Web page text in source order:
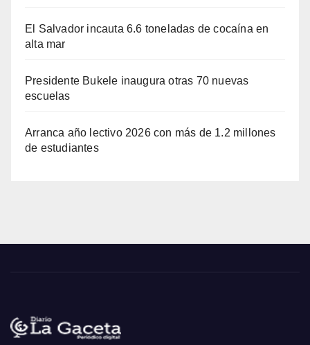
El Salvador incauta 6.6 toneladas de cocaína en
alta mar
Presidente Bukele inaugura otras 70 nuevas
escuelas
Arranca año lectivo 2026 con más de 1.2 millones
de estudiantes